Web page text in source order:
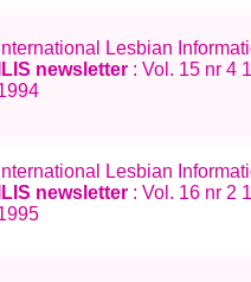
International Lesbian
ILIS newsletter : Vol. 15 nr 4
International Lesbian
ILIS newsletter : Vol. 16 nr 2